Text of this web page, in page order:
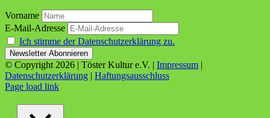
Vorname
E-Mail-Adresse
Ich stimme der Datenschutzerklärung zu.
© Copyright 2026 | Töster Kultur e.V. | Impressum |
Datenschutzerklärung | Haftungsausschluss
Facebook
X
Instagram
YouTube
Page load link